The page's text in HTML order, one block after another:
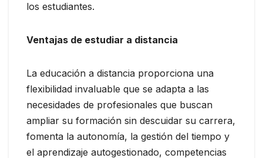
los estudiantes.
Ventajas de estudiar a distancia
La educación a distancia proporciona una
flexibilidad invaluable que se adapta a las
necesidades de profesionales que buscan
ampliar su formación sin descuidar su carrera,
fomenta la autonomía, la gestión del tiempo y
el aprendizaje autogestionado, competencias